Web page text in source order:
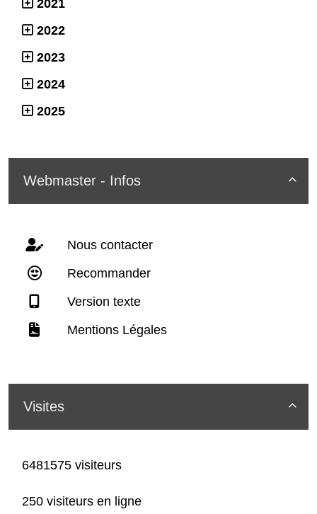
2021
2022
2023
2024
2025

Webmaster - Infos
Nous contacter
Recommander
Version texte
Mentions Légales

Visites
6481575 visiteurs
250 visiteurs en ligne